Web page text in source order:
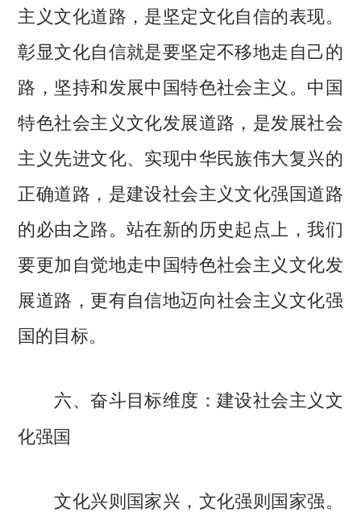
主义文化道路，是坚定文化自信的表现。
彰显文化自信就是要坚定不移地走自己的
路，坚持和发展中国特色社会主义。中国
特色社会主义文化发展道路，是发展社会
主义先进文化、实现中华民族伟大复兴的
正确道路，是建设社会主义文化强国道路
的必由之路。站在新的历史起点上，我们
要更加自觉地走中国特色社会主义文化发
展道路，更有自信地迈向社会主义文化强
国的目标。
六、奋斗目标维度：建设社会主义文
化强国
文化兴则国家兴，文化强则国家强。